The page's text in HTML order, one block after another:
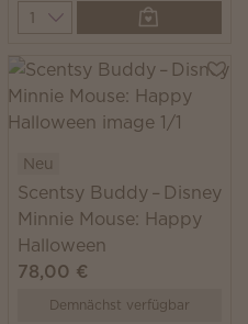
Quantity
Neu
Scentsy Buddy – Disney
Minnie Mouse: Happy
Halloween
78,00 €
Demnächst verfügbar